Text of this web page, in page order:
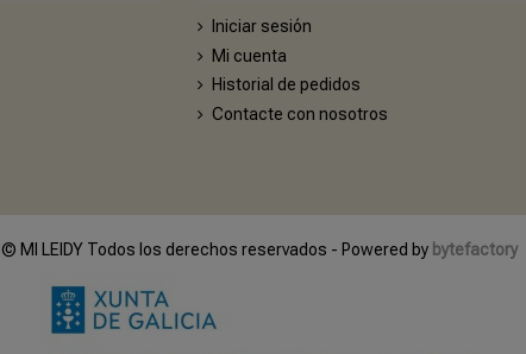
Iniciar sesión
Mi cuenta
Historial de pedidos
Contacte con nosotros
© MI LEIDY Todos los derechos reservados - Powered by bytefactory